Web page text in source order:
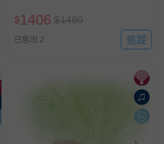
$1406 $1480
已售出 2 追蹤